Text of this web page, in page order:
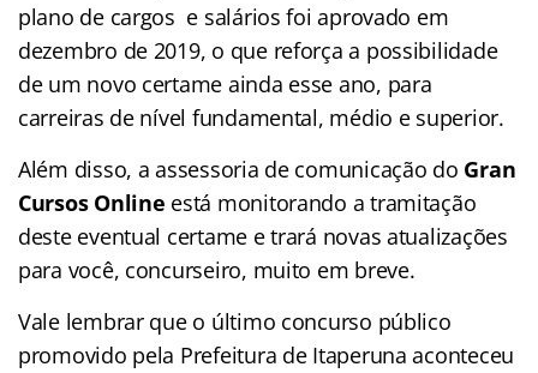
plano de cargos e salários foi aprovado em
dezembro de 2019, o que reforça a possibilidade
de um novo certame ainda esse ano, para
carreiras de nível fundamental, médio e superior.
Além disso, a assessoria de comunicação do Gran
Cursos Online está monitorando a tramitação
deste eventual certame e trará novas atualizações
para você, concurseiro, muito em breve.
Vale lembrar que o último concurso público
promovido pela Prefeitura de Itaperuna aconteceu